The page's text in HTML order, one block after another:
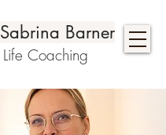
Sabrina Barner
Life Coaching